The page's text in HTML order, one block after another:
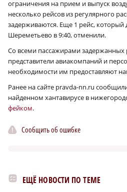
ограничения на прием и выпуск
несколько рейсов из регулярного
задерживаются. Еще 1 рейс, который
Шереметьево в 9:40, отменили.
Со всеми пассажирами задержанных
представители авиакомпаний и
необходимости им предоставляют
Ранее на сайте pravda-nn.ru
найденном хантавирусе в
фейком.
Сообщить об ошибке
ЕЩЁ НОВОСТИ ПО ТЕМЕ